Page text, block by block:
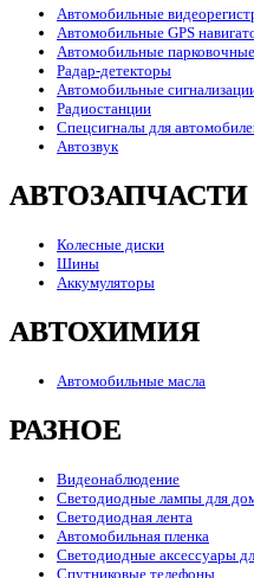
Автомобильные
Автомобильные GPS
Автомобильные
Радар-детекторы
Автомобильные
Радиостанции
Спецсигналы для
Автозвук
АВТОЗАПЧАСТИ
Колесные диски
Шины
Аккумуляторы
АВТОХИМИЯ
Автомобильные масла
РАЗНОЕ
Видеонаблюдение
Светодиодные лампы для
Светодиодная лента
Автомобильная пленка
Светодиодные аксессуары
Спутниковые телефоны